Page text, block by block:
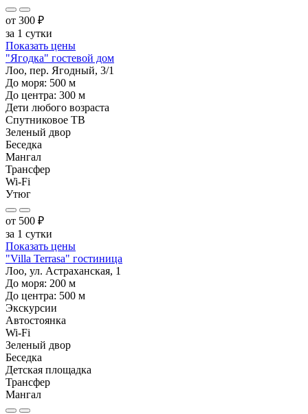
от 300 ₽
за 1 сутки
Показать цены
"Ягодка" гостевой дом
Лоо, пер. Ягодный, 3/1
До моря: 500 м
До центра: 300 м
Дети любого возраста
Спутниковое ТВ
Зеленый двор
Беседка
Мангал
Трансфер
Wi-Fi
Утюг
от 500 ₽
за 1 сутки
Показать цены
"Villa Terrasa" гостиница
Лоо, ул. Астраханская, 1
До моря: 200 м
До центра: 500 м
Экскурсии
Автостоянка
Wi-Fi
Зеленый двор
Беседка
Детская площадка
Трансфер
Мангал